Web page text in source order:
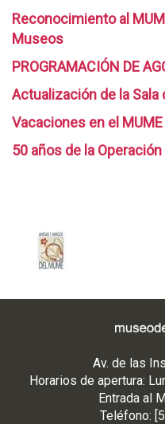
Reconocimiento al
Museos
PROGRAMACIÓN DE
Actualización de la Sala
Vacaciones en el MUME
50 años de la
Av. de las
Horarios de apertura:
Entrada al
Teléfono: